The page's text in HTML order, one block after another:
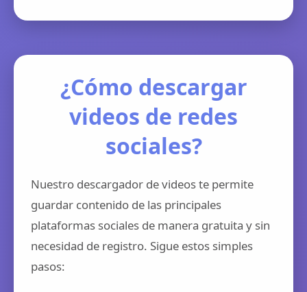
¿Cómo descargar
videos de redes
sociales?
Nuestro descargador de videos te permite
guardar contenido de las principales
plataformas sociales de manera gratuita y sin
necesidad de registro. Sigue estos simples
pasos: